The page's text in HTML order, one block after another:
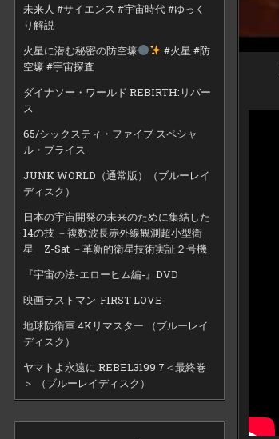
未来人 #サイエンス #宇宙時代 #ゆっく
り解説
火星に潜む秘密の防空壕
#火星 #防
空壕 #宇宙探査
ダイナソー・ワールド REBIRTH:リバー
ス
65/シックスティ・ファイブ スペシャ
ル・プライス
JUNK WORLD（通常版）（ブルーレイ
ディスク）
日本の宇宙開発の未来のために集結した
14の技 －複数波長赤外線観測超小型衛
星 Z-Sat －革新的衛星技術実証２号機
『宇宙の法-エローヒム編-』DVD
映画ラストマン-FIRST LOVE-
地球防衛軍 4Kリマスター （ブルーレイ
ディスク）
ヤマトよ永遠に REBEL3199 7＜最終巻
＞ （ブルーレイディスク）